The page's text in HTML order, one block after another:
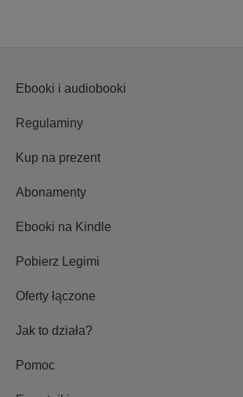
Ebooki i audiobooki
Regulaminy
Kup na prezent
Abonamenty
Ebooki na Kindle
Pobierz Legimi
Oferty łączone
Jak to działa?
Pomoc